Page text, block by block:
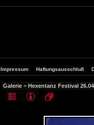
Impressum Haftungsausschluß
Galerie > Hexentanz Festival